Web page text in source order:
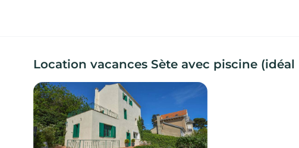
Location vacances Sète avec piscine